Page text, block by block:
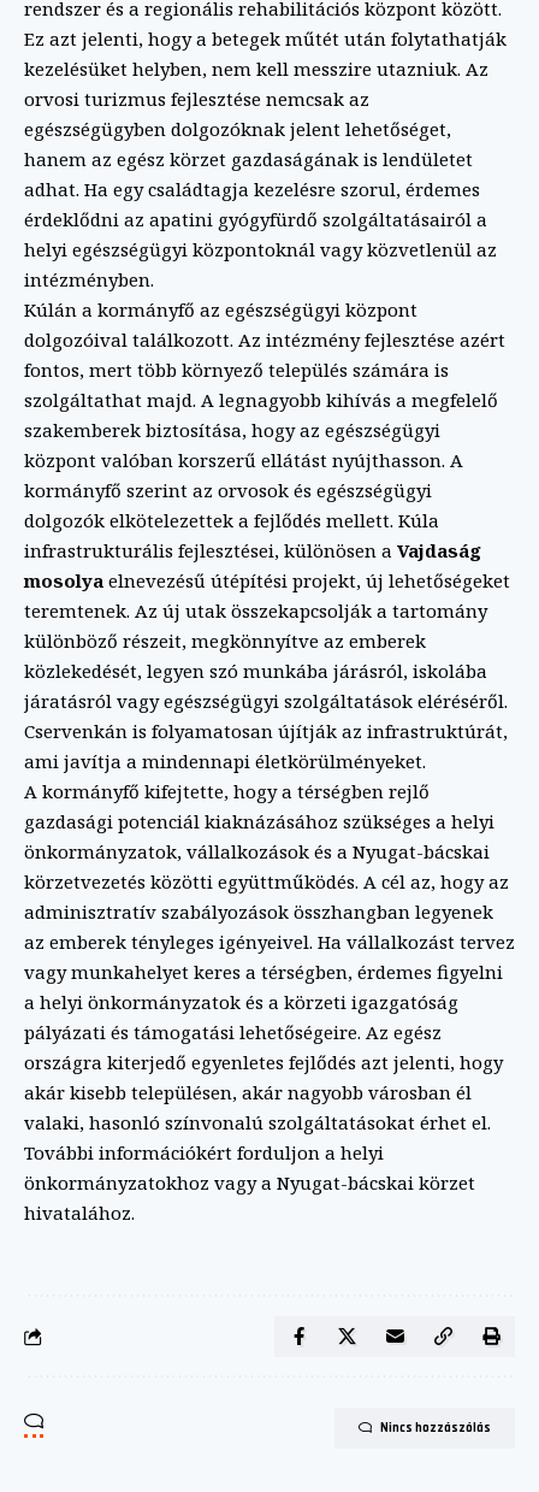
rendszer és a regionális rehabilitációs központ között.
Ez azt jelenti, hogy a betegek műtét után folytathatják
kezelésüket helyben, nem kell messzire utazniuk. Az
orvosi turizmus fejlesztése nemcsak az
egészségügyben dolgozóknak jelent lehetőséget,
hanem az egész körzet gazdaságának is lendületet
adhat. Ha egy családtagja kezelésre szorul, érdemes
érdeklődni az apatini gyógyfürdő szolgáltatásairól a
helyi egészségügyi központoknál vagy közvetlenül az
intézményben.
Kúlán a kormányfő az egészségügyi központ
dolgozóival találkozott. Az intézmény fejlesztése azért
fontos, mert több környező település számára is
szolgáltathat majd. A legnagyobb kihívás a megfelelő
szakemberek biztosítása, hogy az egészségügyi
központ valóban korszerű ellátást nyújthasson. A
kormányfő szerint az orvosok és egészségügyi
dolgozók elkötelezettek a fejlődés mellett. Kúla
infrastrukturális fejlesztései, különösen a Vajdaság
mosolya elnevezésű útépítési projekt, új lehetőségeket
teremtenek. Az új utak összekapcsolják a tartomány
különböző részeit, megkönnyítve az emberek
közlekedését, legyen szó munkába járásról, iskolába
járatásról vagy egészségügyi szolgáltatások eléréséről.
Cservenkán is folyamatosan újítják az infrastruktúrát,
ami javítja a mindennapi életkörülményeket.
A kormányfő kifejtette, hogy a térségben rejlő
gazdasági potenciál kiaknázásához szükséges a helyi
önkormányzatok, vállalkozások és a Nyugat-bácskai
körzetvezetés közötti együttműködés. A cél az, hogy az
adminisztratív szabályozások összhangban legyenek
az emberek tényleges igényeivel. Ha vállalkozást tervez
vagy munkahelyet keres a térségben, érdemes figyelni
a helyi önkormányzatok és a körzeti igazgatóság
pályázati és támogatási lehetőségeire. Az egész
országra kiterjedő egyenletes fejlődés azt jelenti, hogy
akár kisebb településen, akár nagyobb városban él
valaki, hasonló színvonalú szolgáltatásokat érhet el.
További információkért forduljon a helyi
önkormányzatokhoz vagy a Nyugat-bácskai körzet
hivatalához.
Nincs hozzászólás